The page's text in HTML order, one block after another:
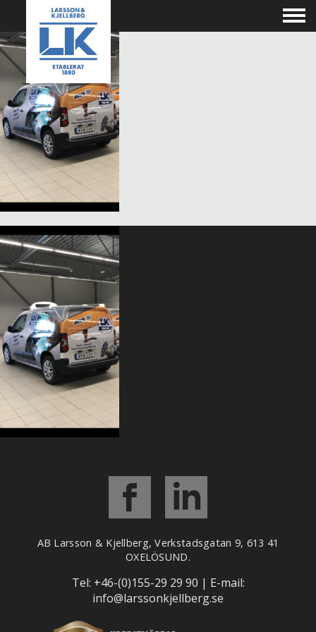
AB Larsson & Kjellberg, Verkstadsgatan 9, 613 41
OXELÖSUND.
Tel: +46-(0)155-29 29 90 | E-mail:
info@larssonkjellberg.se